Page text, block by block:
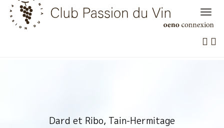
Skip
content
Dard et Ribo, Tain-Hermitage